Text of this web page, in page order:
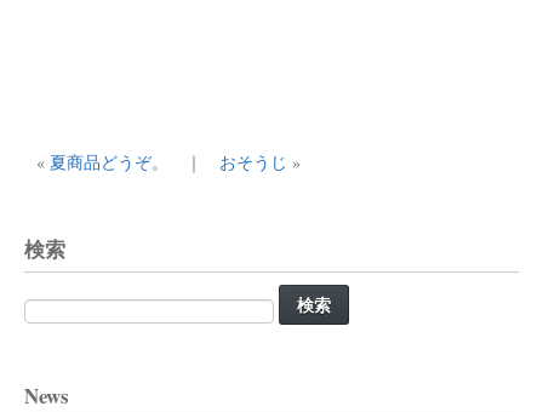
« 夏商品どうぞ。 ｜ おそうじ »
検索
検
索:
News